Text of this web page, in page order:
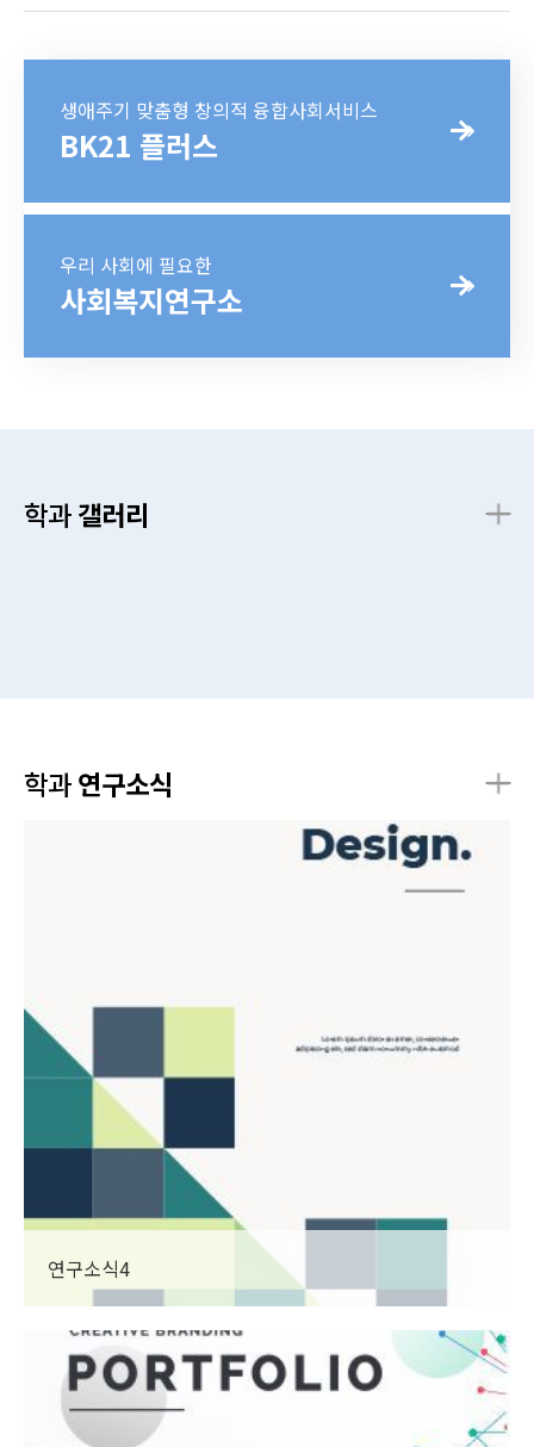
생애주기 맞춤형 창의적 융합사회서비스
BK21 플러스
우리 사회에 필요한
사회복지연구소
학과갤러리
학과연구소식
연구소식4